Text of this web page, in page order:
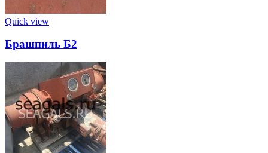
Quick view
Брашпиль Б2